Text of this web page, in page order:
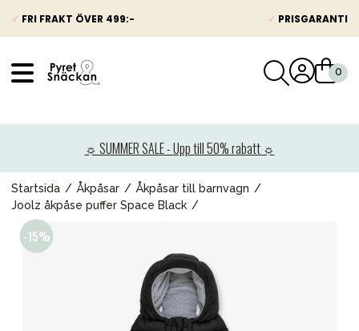
✓ FRI FRAKT ÖVER 499:- ✓ PRISGARANTI
☼ SUMMER SALE - Upp till 50% rabatt ☼
Startsida Åkpåsar
Åkpåsar till barnvagn
Joolz åkpåse puffer Space Black
Barnvagnar
Bilbarnstolar
Barn & Baby
Leksaker
Förälder